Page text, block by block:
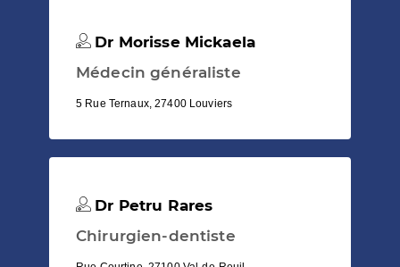
Dr Morisse Mickaela
Médecin généraliste
5 Rue Ternaux, 27400 Louviers
Dr Petru Rares
Chirurgien-dentiste